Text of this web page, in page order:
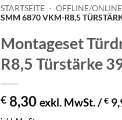
STARTSEITE - OFFLINE/
SMM 6870 VKM-R8,5
Montageset
R8,5 Türstärke
€ 8,30 exkl. MwSt. /€